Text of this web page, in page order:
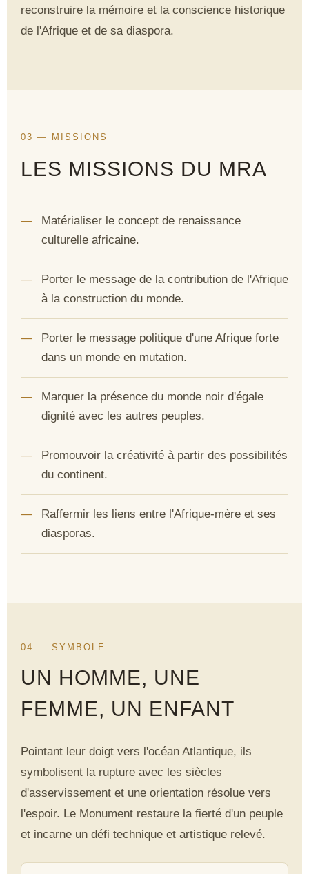
reconstruire la mémoire et la conscience historique
de l'Afrique et de sa diaspora.
03 — MISSIONS
LES MISSIONS DU MRA
Matérialiser le concept de renaissance
culturelle africaine.
Porter le message de la contribution de l'Afrique
à la construction du monde.
Porter le message politique d'une Afrique forte
dans un monde en mutation.
Marquer la présence du monde noir d'égale
dignité avec les autres peuples.
Promouvoir la créativité à partir des possibilités
du continent.
Raffermir les liens entre l'Afrique-mère et ses
diasporas.
04 — SYMBOLE
UN HOMME, UNE
FEMME, UN ENFANT
Pointant leur doigt vers l'océan Atlantique, ils
symbolisent la rupture avec les siècles
d'asservissement et une orientation résolue vers
l'espoir. Le Monument restaure la fierté d'un peuple
et incarne un défi technique et artistique relevé.